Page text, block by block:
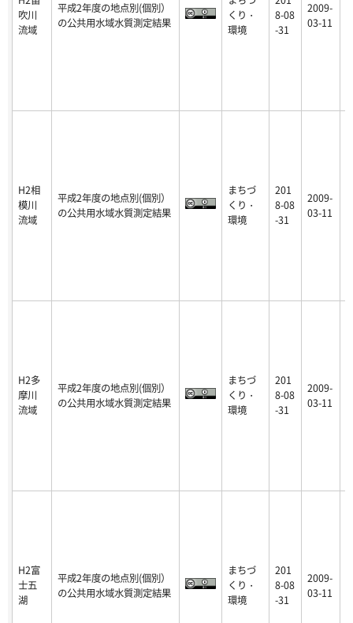
吹川
流域
平成2年度の地点別(個別）
の公共用水域水質測定結果
くり・
環境
8-08
-31
2009-
03-11
H2相
模川
流域
平成2年度の地点別(個別）
の公共用水域水質測定結果
まちづ
くり・
環境
201
8-08
-31
2009-
03-11
H2多
摩川
流域
平成2年度の地点別(個別）
の公共用水域水質測定結果
まちづ
くり・
環境
201
8-08
-31
2009-
03-11
H2富
士五
湖
平成2年度の地点別(個別）
の公共用水域水質測定結果
まちづ
くり・
環境
201
8-08
-31
2009-
03-11